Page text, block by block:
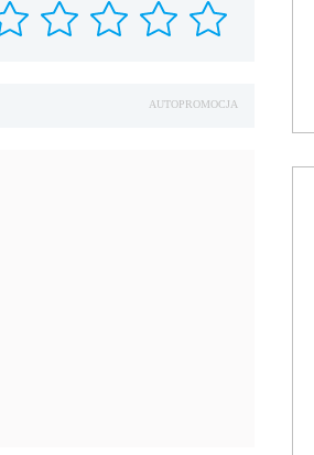
AUTOPROMOCJA